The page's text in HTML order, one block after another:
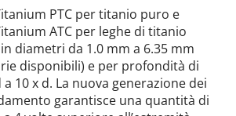
PTC per titanio puro e
ATC per leghe di titanio
diametri da 1.0 mm a 6.35 mm
disponibili) e per profondità di
10 x d. La nuova generazione dei
garantisce una quantità di